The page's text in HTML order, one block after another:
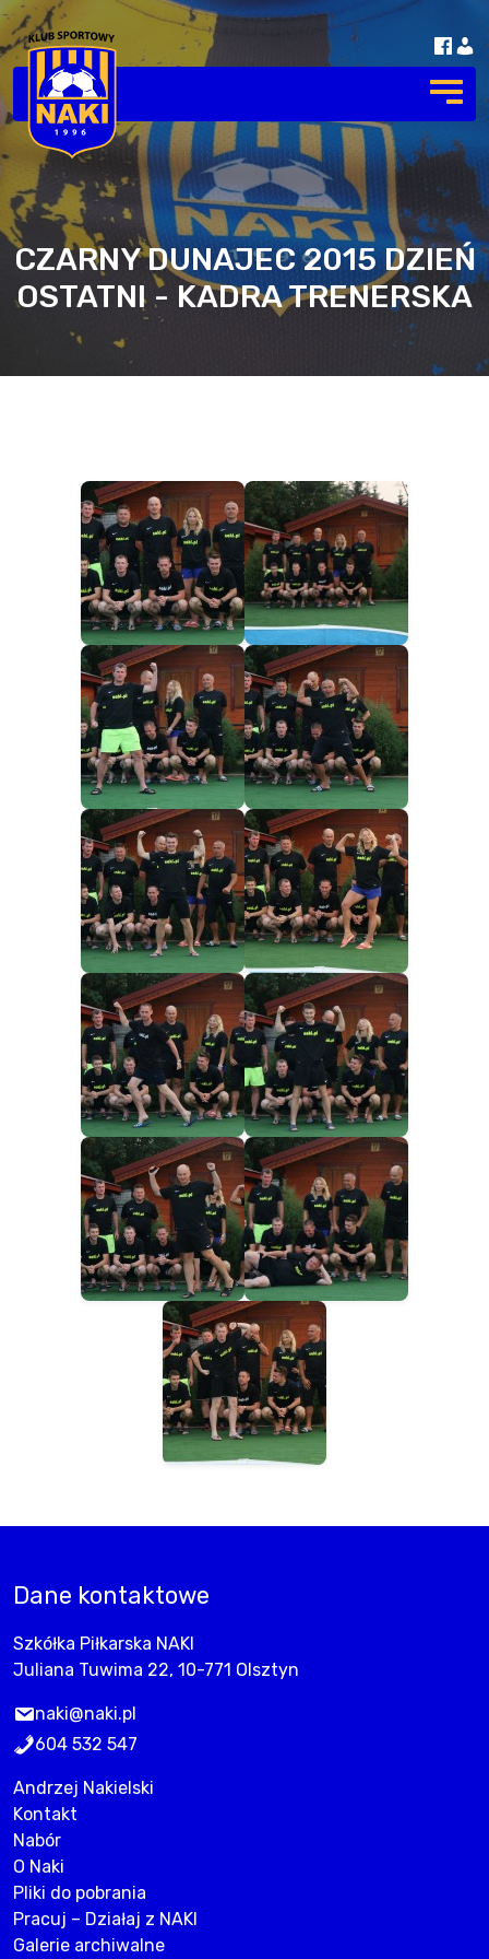
CZARNY DUNAJEC 2015 DZIEŃ
OSTATNI - KADRA TRENERSKA
Dane kontaktowe
Szkółka Piłkarska NAKI
Juliana Tuwima 22, 10-771 Olsztyn
naki@naki.pl
604 532 547
Andrzej Nakielski
Kontakt
Nabór
O Naki
Pliki do pobrania
Pracuj – Działaj z NAKI
Galerie archiwalne